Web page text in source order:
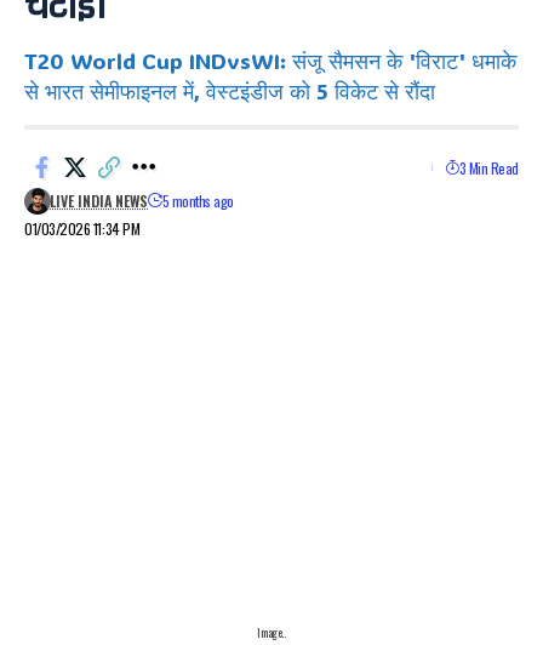
T20 World Cup INDvsWI: संजू सैमसन के 'विराट' धमाके
से भारत सेमीफाइनल में, वेस्टइंडीज को 5 विकेट से रौंदा
01/03/2026 11:34 PM
LIVE INDIA NEWS 5 months ago
3 Min Read
Image..